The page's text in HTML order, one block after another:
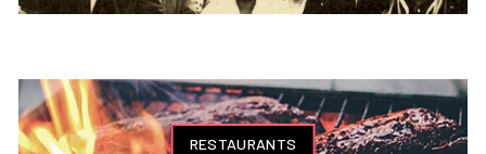
RESTAURANTS